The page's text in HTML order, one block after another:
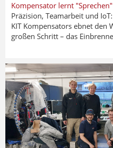
Kompensator lernt "Sprechen"
Präzision, Teamarbeit und
KIT Kompensators ebnet den
großen Schritt – das